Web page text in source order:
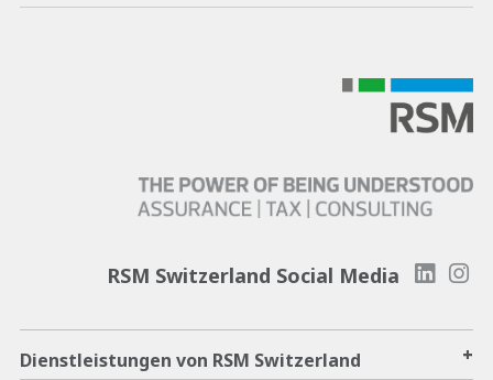
RSM Switzerland Social Media
Dienstleistungen von RSM Switzerland +